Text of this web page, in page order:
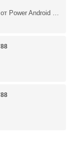
Power Android …